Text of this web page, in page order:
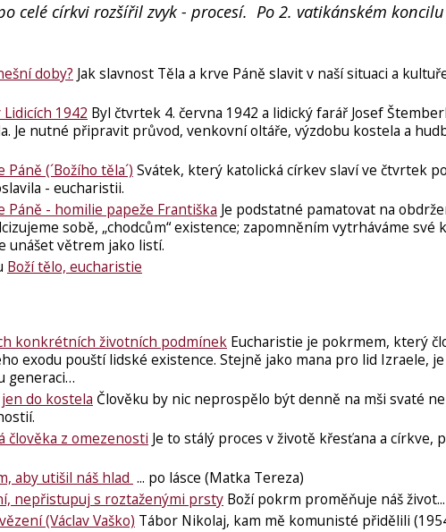
celé církvi rozšířil zvyk - procesí. Po 2. vatikánském
doby? Jak slavnost Těla a krve Páně slavit v naší situaci a
1942 Byl čtvrtek 4. června 1942 a lidický farář Josef
Je nutné připravit průvod, venkovní oltáře, výzdobu kostela a
(´Božího těla´) Svátek, který katolická církev slaví ve čtvrtek
- eucharistii.
Páně - homilie papeže Františka Je podstatné pamatovat na
sobě, „chodcům“ existence; zapomněním vytrháváme své
unášet větrem jako listí.
Boží tělo, eucharistie
konkrétních životních podmínek Eucharistie je pokrmem, který
exodu pouští lidské existence. Stejně jako mana pro lid Izraele,
generaci…
do kostela Člověku by nic neprospělo být denně na mši svaté
člověka z omezenosti Je to stálý proces v životě křesťana a církve,
aby utišil náš hlad ... po lásce (Matka Tereza)
nepřistupuj s roztaženými prsty Boží pokrm ​proměňuje náš život...
(Václav Vaško) Tábor Nikolaj, kam mě komunisté přidělili